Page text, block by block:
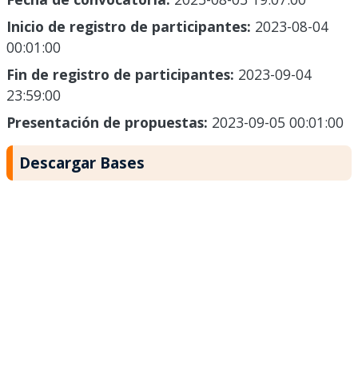
Inicio de registro de participantes: 2023-08-04
00:01:00
Fin de registro de participantes: 2023-09-04
23:59:00
Presentación de propuestas: 2023-09-05 00:01:00
Descargar Bases